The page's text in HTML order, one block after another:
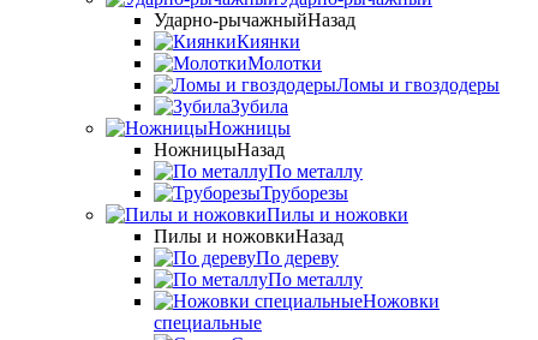
Ударно-рычажныйНазад
Киянки
Молотки
Ломы и гвоздодеры
Зубила
Ножницы
НожницыНазад
По металлу
Труборезы
Пилы и ножовки
Пилы и ножовкиНазад
По дереву
По металлу
Ножовки
специальные